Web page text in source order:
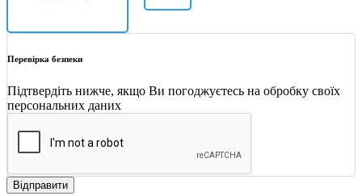
Перевірка безпеки
Підтвердіть нижче, якщо Ви погоджуєтесь на обробку своїх
персональних даних
Відправити